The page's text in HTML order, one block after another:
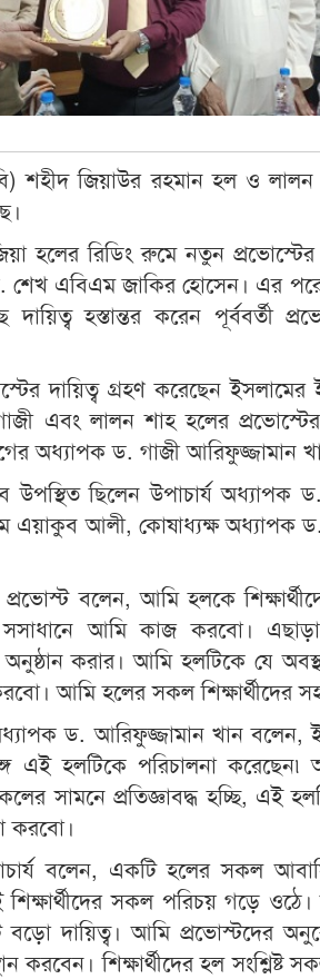
শহীদ জিয়াউর রহমান হল ও
হলের রিডিং রুমে নতুন প্রভোস্টের
শেখ এবিএম জাকির হোসেন। এর
হস্তান্তর করেন পূর্ববর্তী
দায়িত্ব গ্রহণ করেছেন ইসলামের
এবং লালন শাহ হলের প্রভোস্টের
অধ্যাপক ড. গাজী আরিফুজ্জামান
উপস্থিত ছিলেন উপাচার্য অধ্যাপক
এয়াকুব আলী, কোষাধ্যক্ষ অধ্যাপক
বলেন, আমি হলকে
আমি কাজ করবো।
অনুষ্ঠান করার। আমি হলটিকে যে
আমি হলের সকল শিক্ষার্থীদের
ড. আরিফুজ্জামান খান বলেন,
এই হলটিকে পরিচালনা
সামনে প্রতিজ্ঞাবদ্ধ হচ্ছি, এই
করবো।
বলেন, একটি হলের সকল
সকল পরিচয় গড়ে
দায়িত্ব। আমি প্রভোস্টদের
করবেন। শিক্ষার্থীদের হল সংশ্লিষ্ট